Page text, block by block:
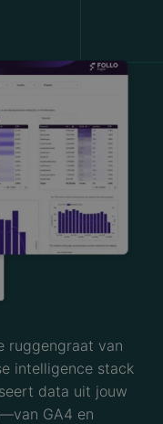
ruggengraat van
intelligence stack
data uit jouw
GA4 en